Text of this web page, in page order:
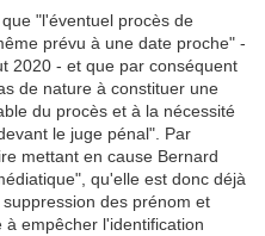
"l'éventuel procès de
prévu à une date proche" -
2020 - et que par conséquent
de nature à constituer une
du procès et à la nécessité
le juge pénal". Par
mettant en cause Bernard
qu'elle est donc déjà
des prénom et
empêcher l'identification